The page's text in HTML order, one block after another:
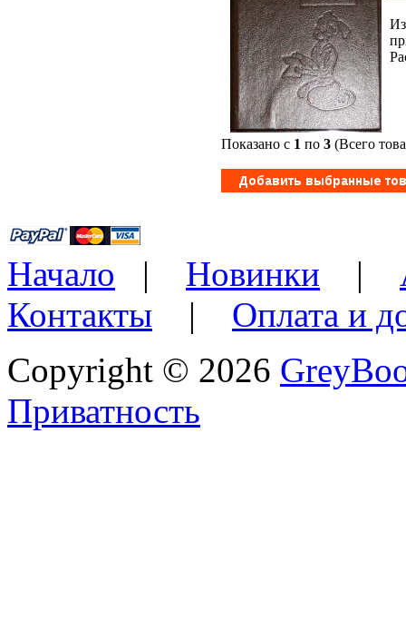
Показано с 1 по 3 (Всего
Начало | Новинки |
Контакты | Оплата и
Copyright © 2026
Приватность